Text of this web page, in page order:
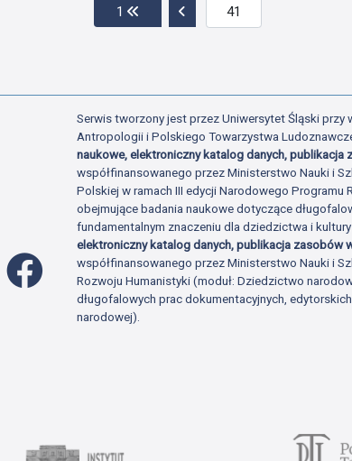
1 Przejdź do pierwszej strony
Przejdź do poprzedniej strony
Profil Facebook
Serwis tworzony jest przez Uniwersytet Śląski
Antropologii i Polskiego Towarzystwa
naukowe, elektroniczny katalog danych, publikacja
współfinansowanego przez Ministerstwo Nauki i
Polskiej w ramach III edycji Narodowego
obejmujące badania naukowe dotyczące
fundamentalnym znaczeniu dla dziedzictwa i
elektroniczny katalog danych, publikacja zasobów
współfinansowanego przez Ministerstwo Nauki i
Rozwoju Humanistyki (moduł: Dziedzictwo
długofalowych prac dokumentacyjnych,
narodowej).